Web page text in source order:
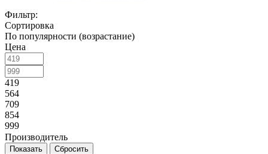
Фильтр:
Сортировка
По популярности (возрастание)
Цена
419
564
709
854
999
Производитель
Показать Сбросить